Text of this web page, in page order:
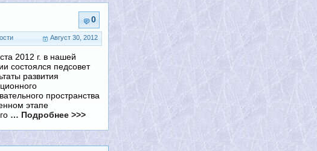
0
Август 30, 2012
2012 г. в нашей
состоялся педсовет
развития
пространства
этапе
… Подробнее >>>